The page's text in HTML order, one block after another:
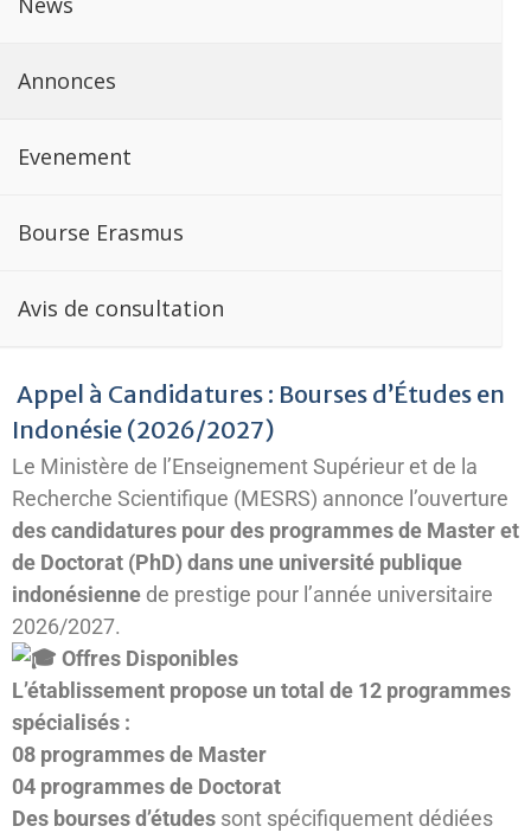
Annonces
Evenement
Bourse Erasmus
Avis de consultation
Appel à Candidatures : Bourses d’Études en
Indonésie (2026/2027)
​Le Ministère de l’Enseignement Supérieur et de la
Recherche Scientifique (MESRS) annonce l’ouverture
des candidatures pour des programmes de Master et
de Doctorat (PhD) dans une université publique
indonésienne de prestige pour l’année universitaire
2026/2027.
Offres Disponibles
​L’établissement propose un total de 12 programmes
spécialisés :
​08 programmes de Master
​04 programmes de Doctorat
​Des bourses d’études sont spécifiquement dédiées